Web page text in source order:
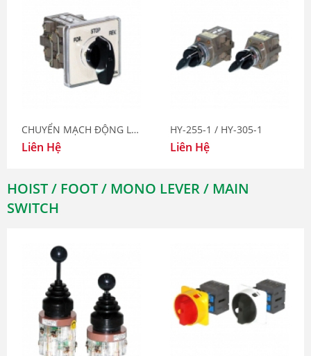
CHUYỂN MẠCH ĐỘNG LỰC HY-124
Liên Hệ
HY-255-1 / HY-305-1
Liên Hệ
HOIST / FOOT / MONO LEVER / MAIN
SWITCH